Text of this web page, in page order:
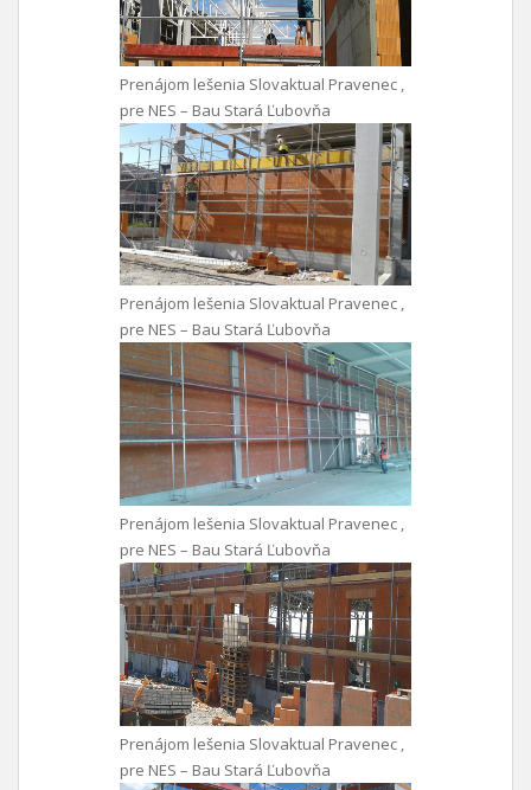
Prenájom lešenia Slovaktual Pravenec ,
pre NES – Bau Stará Ľubovňa
Prenájom lešenia Slovaktual Pravenec ,
pre NES – Bau Stará Ľubovňa
Prenájom lešenia Slovaktual Pravenec ,
pre NES – Bau Stará Ľubovňa
Prenájom lešenia Slovaktual Pravenec ,
pre NES – Bau Stará Ľubovňa